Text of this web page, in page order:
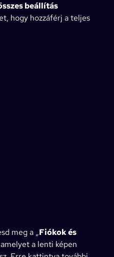
beállítás
hogy hozzáférj a teljes
meg a „Fiókok és
a lenti képen